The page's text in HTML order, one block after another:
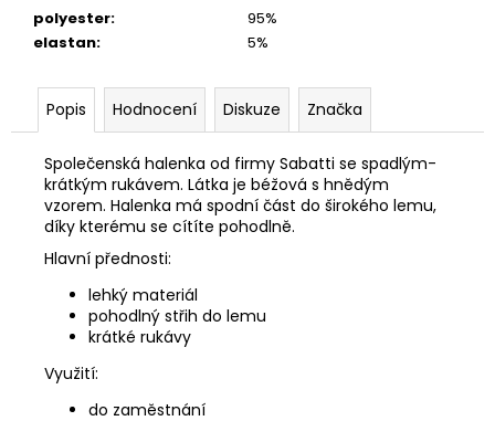
polyester:
95%
elastan: 5%
Popis Hodnocení Diskuze Značka
Společenská halenka od firmy Sabatti se spadlým-
krátkým rukávem. Látka je béžová s hnědým
vzorem. Halenka má spodní část do širokého lemu,
díky kterému se cítíte pohodlně.
Hlavní přednosti:
lehký materiál
pohodlný střih do lemu
krátké rukávy
Využití:
do zaměstnání